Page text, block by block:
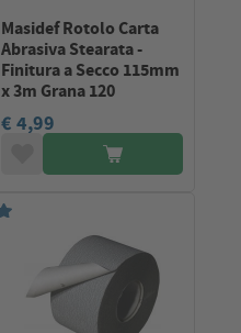
Masidef Rotolo Carta
Abrasiva Stearata -
Finitura a Secco 115mm
x 3m Grana 120
€ 4,99